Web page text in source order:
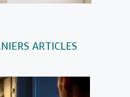
ARTICLES